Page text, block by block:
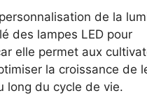
de la
des lampes LED pour
elle permet aux
la croissance de
long du cycle de vie.